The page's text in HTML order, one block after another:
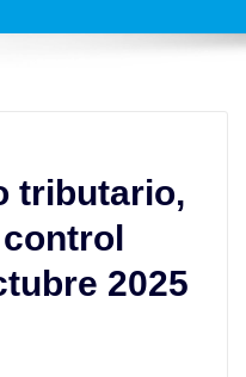
tributario,
2025